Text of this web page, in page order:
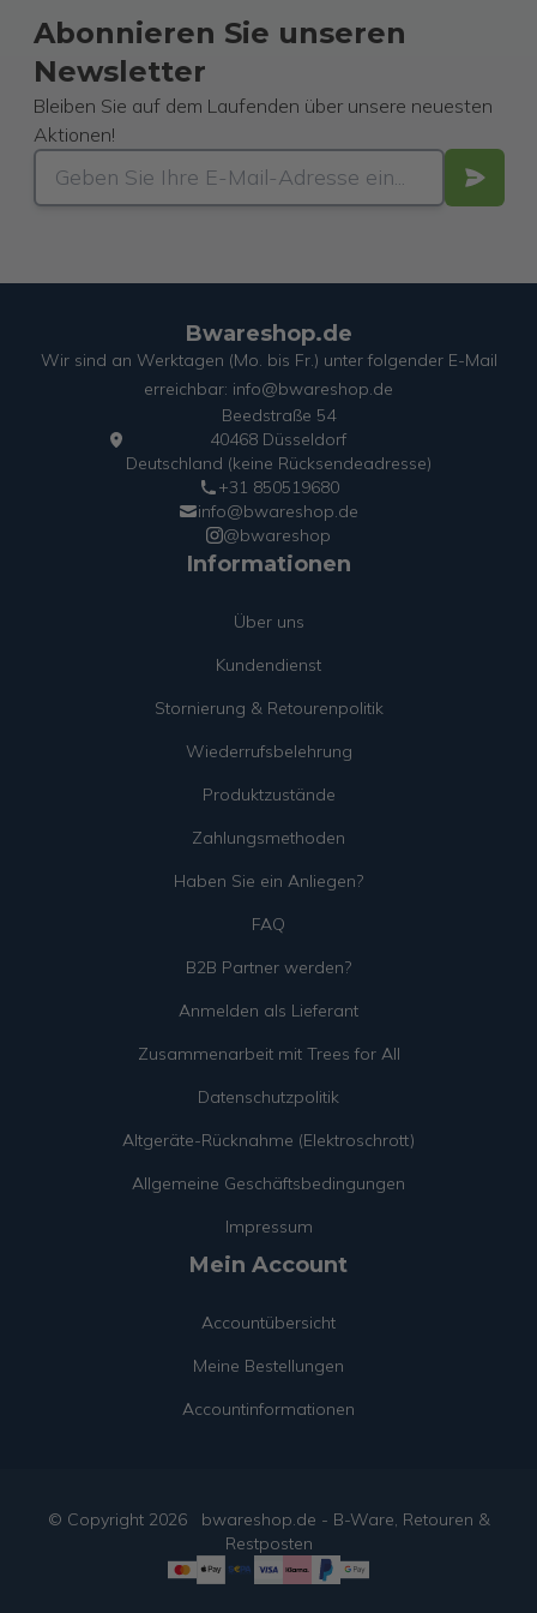
Abonnieren Sie unseren
Newsletter
Bleiben Sie auf dem Laufenden über unsere neuesten
Aktionen!
Bwareshop.de
Wir sind an Werktagen (Mo. bis Fr.) unter folgender E-Mail
erreichbar: info@bwareshop.de
Beedstraße 54
40468 Düsseldorf
Deutschland (keine Rücksendeadresse)
+31 850519680
info@bwareshop.de
@bwareshop
Informationen
Über uns
Kundendienst
Stornierung & Retourenpolitik
Wiederrufsbelehrung
Produktzustände
Zahlungsmethoden
Haben Sie ein Anliegen?
FAQ
B2B Partner werden?
Anmelden als Lieferant
Zusammenarbeit mit Trees for All
Datenschutzpolitik
Altgeräte-Rücknahme (Elektroschrott)
Allgemeine Geschäftsbedingungen
Impressum
Mein Account
Accountübersicht
Meine Bestellungen
Accountinformationen
© Copyright 2026
bwareshop.de - B-Ware, Retouren &
Restposten